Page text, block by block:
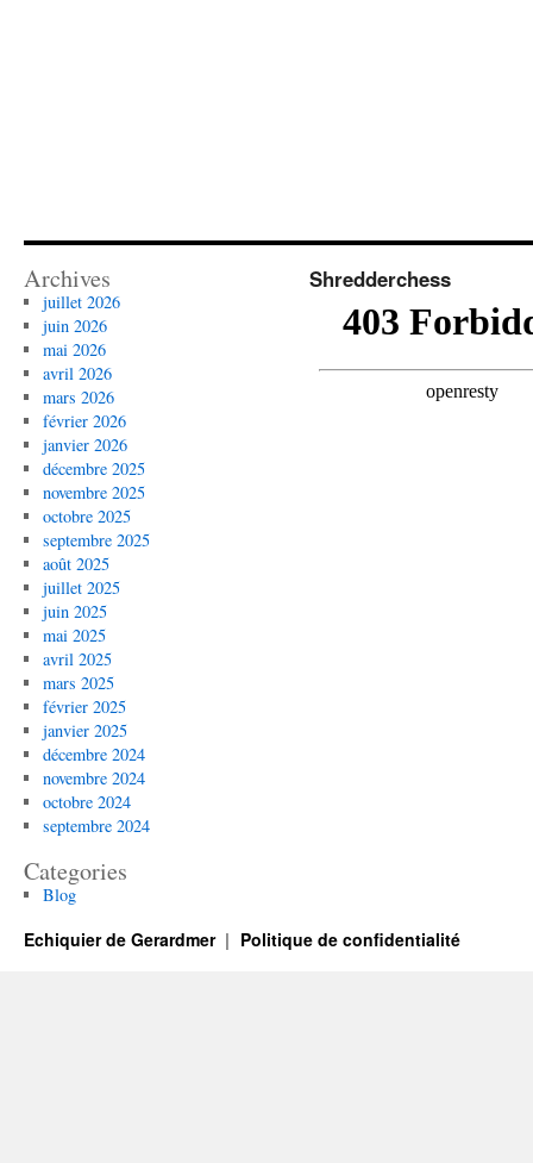
Archives
juillet 2026
juin 2026
mai 2026
avril 2026
mars 2026
février 2026
janvier 2026
décembre 2025
novembre 2025
octobre 2025
septembre 2025
août 2025
juillet 2025
juin 2025
mai 2025
avril 2025
mars 2025
février 2025
janvier 2025
décembre 2024
novembre 2024
octobre 2024
septembre 2024
Categories
Blog
Shredderchess
Echiquier de Gerardmer Politique de confidentialité